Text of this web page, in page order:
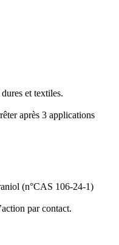
et textiles.
après 3 applications
(n°CAS 106-24-1)
par contact.